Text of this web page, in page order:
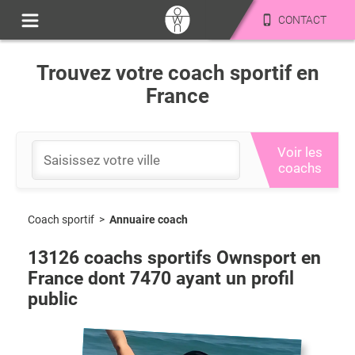
CONTACT
Trouvez votre coach sportif en
France
Voir les
coachs
Coach sportif > Annuaire coach
13126 coachs sportifs Ownsport en
France dont 7470 ayant un profil
public